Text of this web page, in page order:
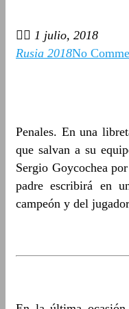
1 julio, 2018
Rusia 2018No
Penales. En una
que salvan a su
Sergio Goycochea
padre escribirá en
campeón y del